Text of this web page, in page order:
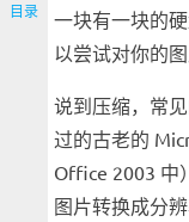
目录
一块有一块的
以尝试对你的
说到压缩，常
过的古老的
Office 2003 中
图片转换成分